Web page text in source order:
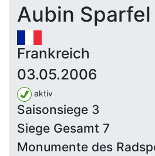
Aubin Sparfel
Frankreich
03.05.2006
aktiv
Saisonsiege 3
Siege Gesamt 7
Monumente des